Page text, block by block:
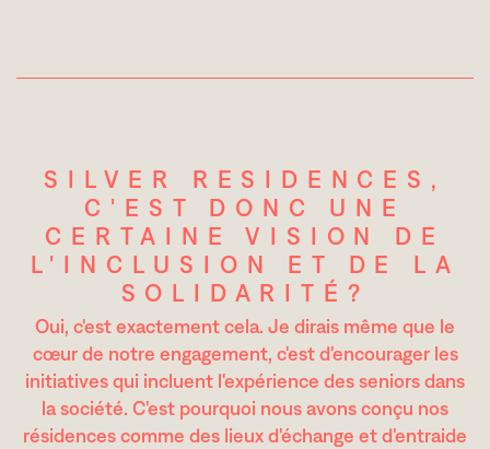
SILVER RESIDENCES,
C'EST DONC UNE
CERTAINE VISION DE
L'INCLUSION ET DE LA
SOLIDARITÉ?
Oui, c'est exactement cela. Je dirais même que le
cœur de notre engagement, c'est d'encourager les
initiatives qui incluent l'expérience des seniors dans
la société. C'est pourquoi nous avons conçu nos
résidences comme des lieux d'échange et d'entraide